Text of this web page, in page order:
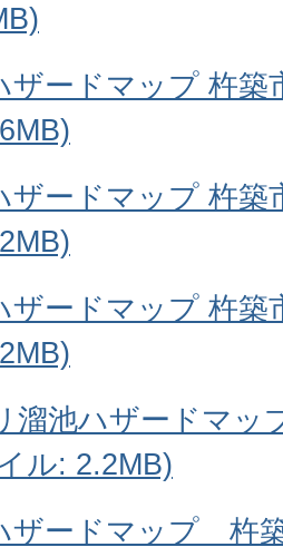
ザードマップ 杵築
ザードマップ 杵築
ザードマップ 杵築
溜池ハザードマ
ル: 2.2MB)
ザードマップ 杵